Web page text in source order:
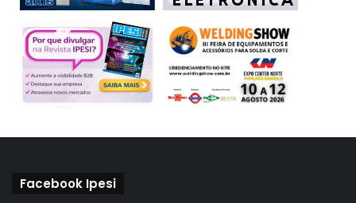
Facebook Ipesi